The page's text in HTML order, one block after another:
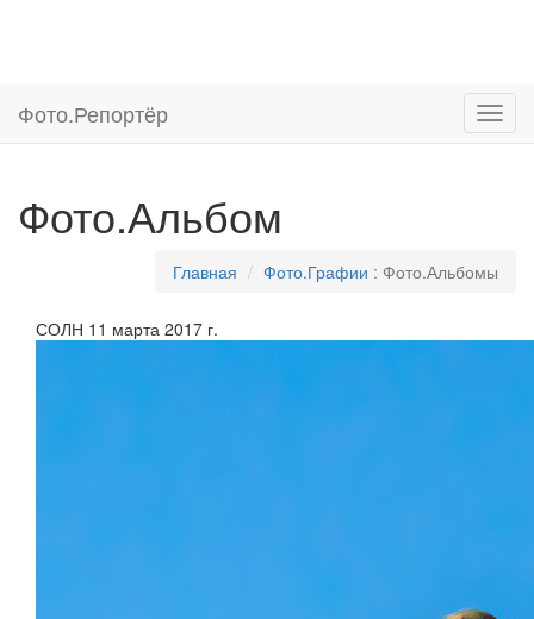
Фото.Репортёр
Фото.Альбом
Главная Фото.Графии : Фото.Альбомы
СОЛН 11 марта 2017 г.